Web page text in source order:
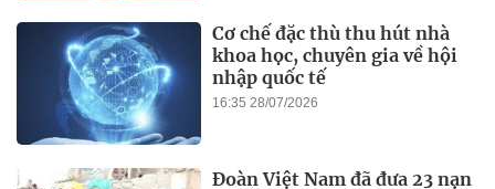
Cơ chế đặc thù thu hút nhà
khoa học, chuyên gia về hội
nhập quốc tế
16:35 28/07/2026
Đoàn Việt Nam đã đưa 23 nạn